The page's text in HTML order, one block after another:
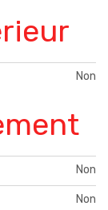
Non
Non
Non